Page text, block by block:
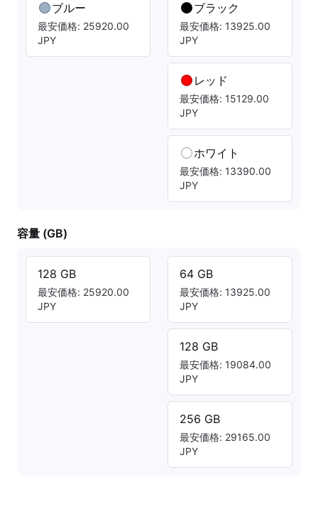
ブルー
最安価格: 25920.00
JPY
ブラック
最安価格: 13925.00
JPY
レッド
最安価格: 15129.00
JPY
ホワイト
最安価格: 13390.00
JPY
容量 (GB)
128 GB
最安価格: 25920.00
JPY
64 GB
最安価格: 13925.00
JPY
128 GB
最安価格: 19084.00
JPY
256 GB
最安価格: 29165.00
JPY